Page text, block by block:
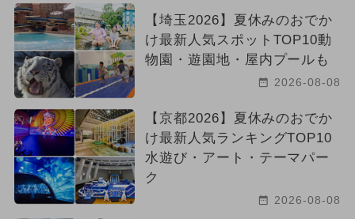
【埼玉2026】夏休みのおでか
け最新人気スポットTOP10動
物園・遊園地・屋内プールも
2026-08-08
【京都2026】夏休みのおでか
け最新人気ランキングTOP10
水遊び・アート・テーマパー
ク
2026-08-08